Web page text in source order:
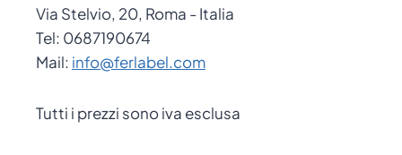
Via Stelvio, 20, Roma - Italia
Tel: 0687190674
Mail: info@ferlabel.com
Tutti i prezzi sono iva esclusa